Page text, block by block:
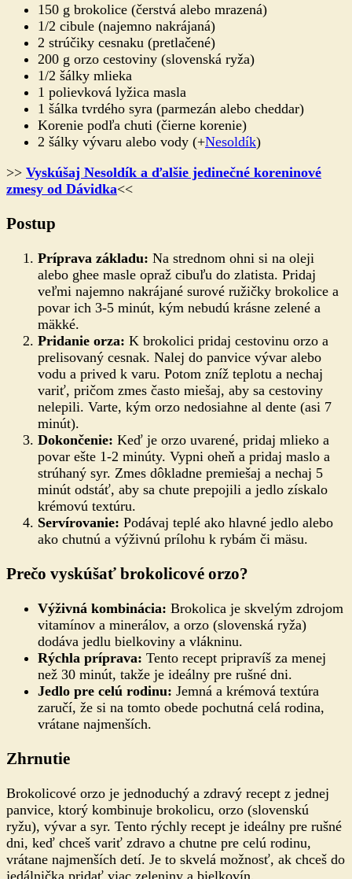
150 g brokolice (čerstvá alebo mrazená)
1/2 cibule (najemno nakrájaná)
2 strúčiky cesnaku (pretlačené)
200 g orzo cestoviny (slovenská ryža)
1/2 šálky mlieka
1 polievková lyžica masla
1 šálka tvrdého syra (parmezán alebo cheddar)
Korenie podľa chuti (čierne korenie)
2 šálky vývaru alebo vody (+Nesoldík)
>> Vyskúšaj Nesoldík a ďalšie jedinečné koreninové
zmesy od Dávidka<<
Postup
Príprava základu: Na strednom ohni si na oleji
alebo ghee masle opraž cibuľu do zlatista. Pridaj
veľmi najemno nakrájané surové ružičky brokolice a
povar ich 3-5 minút, kým nebudú krásne zelené a
mäkké.
Pridanie orza: K brokolici pridaj cestovinu orzo a
prelisovaný cesnak. Nalej do panvice vývar alebo
vodu a prived k varu. Potom zníž teplotu a nechaj
variť, pričom zmes často miešaj, aby sa cestoviny
nelepili. Varte, kým orzo nedosiahne al dente (asi 7
minút).
Dokončenie: Keď je orzo uvarené, pridaj mlieko a
povar ešte 1-2 minúty. Vypni oheň a pridaj maslo a
strúhaný syr. Zmes dôkladne premiešaj a nechaj 5
minút odstáť, aby sa chute prepojili a jedlo získalo
krémovú textúru.
Servírovanie: Podávaj teplé ako hlavné jedlo alebo
ako chutnú a výživnú prílohu k rybám či mäsu.
Prečo vyskúšať brokolicové orzo?
Výživná kombinácia: Brokolica je skvelým zdrojom
vitamínov a minerálov, a orzo (slovenská ryža)
dodáva jedlu bielkoviny a vlákninu.
Rýchla príprava: Tento recept pripravíš za menej
než 30 minút, takže je ideálny pre rušné dni.
Jedlo pre celú rodinu: Jemná a krémová textúra
zaručí, že si na tomto obede pochutná celá rodina,
vrátane najmenších.
Zhrnutie
Brokolicové orzo je jednoduchý a zdravý recept z jednej
panvice, ktorý kombinuje brokolicu, orzo (slovenskú
ryžu), vývar a syr. Tento rýchly recept je ideálny pre rušné
dni, keď chceš variť zdravo a chutne pre celú rodinu,
vrátane najmenších detí. Je to skvelá možnosť, ak chceš do